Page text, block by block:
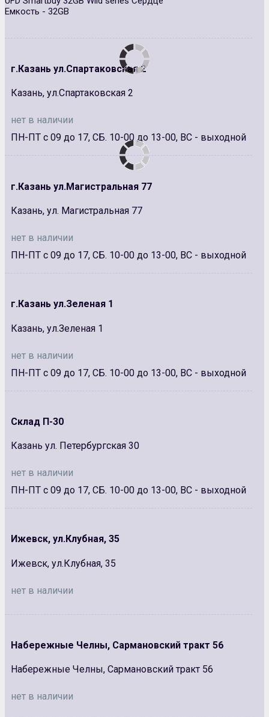
Емкость - 32GB
г.Казань ул.Спартаковская 2
Казань, ул.Спартаковская 2
нет в наличии
ПН-ПТ с 09 до 17, СБ. 10-00 до 13-00, ВС - выходной
г.Казань ул.Магистральная 77
Казань, ул. Магистральная 77
нет в наличии
ПН-ПТ с 09 до 17, СБ. 10-00 до 13-00, ВС - выходной
г.Казань ул.Зеленая 1
Казань, ул.Зеленая 1
нет в наличии
ПН-ПТ с 09 до 17, СБ. 10-00 до 13-00, ВС - выходной
Склад П-30
Казань ул. Петербургская 30
нет в наличии
ПН-ПТ с 09 до 17, СБ. 10-00 до 13-00, ВС - выходной
Ижевск, ул.Клубная, 35
Ижевск, ул.Клубная, 35
нет в наличии
Набережные Челны, Сармановский тракт 56
Набережные Челны, Сармановский тракт 56
нет в наличии